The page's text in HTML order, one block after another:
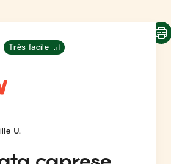
Très facile
U.